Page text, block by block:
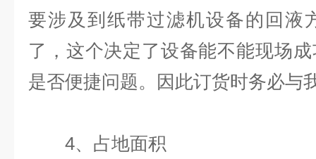
要涉及到纸带过滤机设备的回液
了，这个决定了设备能不能现场
是否便捷问题。因此订货时务必与
4、占地面积